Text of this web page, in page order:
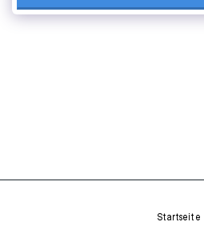
Startseite